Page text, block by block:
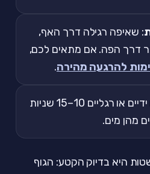
: שאיפה רגילה דרך האף,
דרך הפה. אם מתאים לכם,
להרגעה מהירה.
: נענעו ידיים או רגליים 10–15 שניות
מהן מים.
היא בדיוק הקטע: הגוף